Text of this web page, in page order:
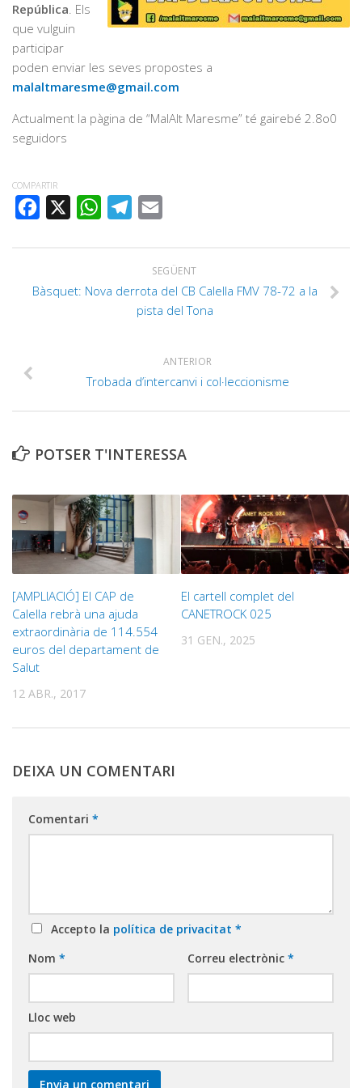
República . Els
que vulguin
participar
poden enviar les seves propostes a
malaltmaresme@gmail.com
Actualment la pàgina de “MalAlt Maresme” té gairebé 2.8o0
seguidors
COMPARTIR
FACEBOOK
WHATSAPPTELEGRAM
SEGÜENT
Bàsquet: Nova derrota del CB Calella FMV 78-72 a la
pista del Tona
ANTERIOR
Trobada d’intercanvi i col·leccionisme
POTSER T'INTERESSA
[AMPLIACIÓ] El CAP de
Calella rebrà una ajuda
extraordinària de 114.554
euros del departament de
Salut
12 ABR., 2017
El cartell complet del
CANETROCK 025
31 GEN., 2025
DEIXA UN COMENTARI
Comentari *
Accepto la política de privacitat *
Nom * Correu electrònic *
Lloc web